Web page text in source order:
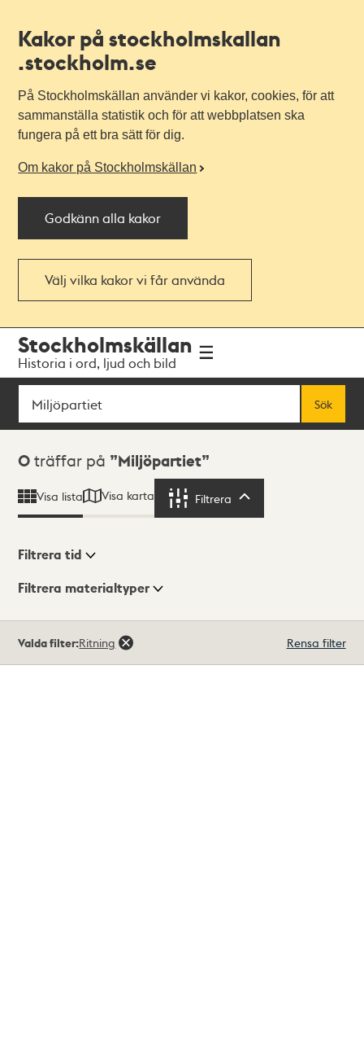
Kakor på stockholmskallan
.stockholm.se
På Stockholmskällan använder vi kakor, cookies, för att
sammanställa statistik och för att webbplatsen ska
fungera på ett bra sätt för dig.
Om kakor på Stockholmskällan
Godkänn alla kakor
Välj vilka kakor vi får använda
navigationen
huvudinnehållet
Stockholmskällan
Historia i ord, ljud och bild
Sök
Sök
Sökresultat
0 träffar på Miljöpartiet
Visa lista Visa karta Filtrera
Visningsläge
Filtrera tid
Filtrera materialtyper
träffar
Valda filter:Ritning Rensa filter